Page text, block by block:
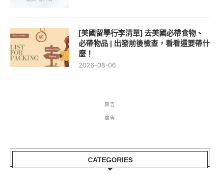
[美國留學行李清單] 去美國必帶食物、
必帶物品 | 出發前後檢查，看看還要帶什
麼！
2026-08-06
廣告
廣告
CATEGORIES